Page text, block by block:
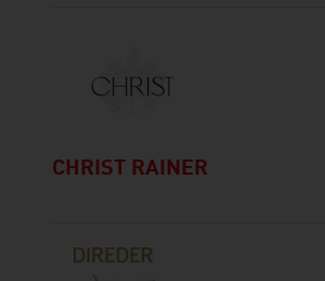
CHRIST RAINER